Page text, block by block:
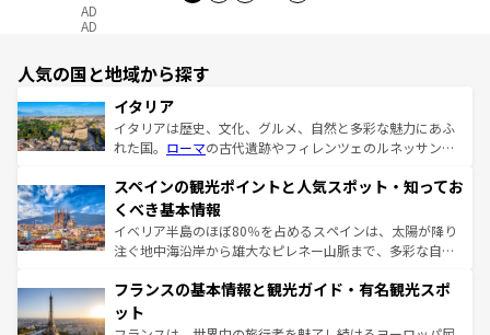
AD
AD
人気の国と地域から探す
イタリア
イタリアは歴史、文化、グルメ、自然と多彩な魅力にあふ
れた国。 ローマの古代遺跡やフィレンツェのルネッサンス
ろん、トスカーナの美しい田園風景やアマルフィ海岸の絶
景など、自然景観も見逃せない。観光の合間には、本場の
ピザやパスタなど、絶品のイタリア料理を堪能することも
できる。朝目覚めてから夜眠るまで、すべての瞬間を楽し
なお、新着のイタリア情報はコンテンツ一覧を参照してほ
しい。
スペインの観光ポイントと人気スポット・知ってお
くべき基本情報
イベリア半島のほぼ80％を占めるスペインは、太陽が降り
注ぐ地中海沿岸から雄大なピレネー山脈まで、多彩な自然
文化が根付くこの国では、情熱的なフラメンコ、熱気あふ
れる闘牛、そして美味しいタパスが生活の一部となってい
る。首都マドリードの洗練された雰囲気や、バルセロナの
フランスの基本情報と観光ガイド・有名観光スポ
ット